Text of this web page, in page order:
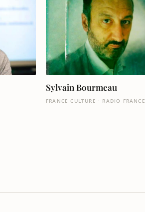
Sylvain Bourmeau
FRANCE CULTURE · RADIO FRANCE